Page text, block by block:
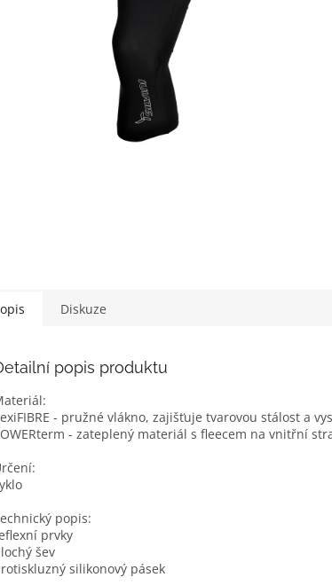
Diskuze
popis produktu
- pružné vlákno, zajišťuje tvarovou stálost a
- zateplený materiál s fleecem na vnitřní
popis:
prvky
šev
silikonový pásek